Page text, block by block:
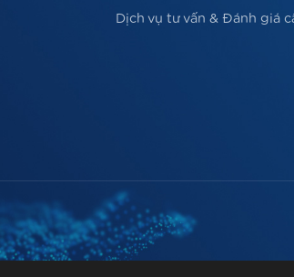
Dịch vụ tư vấn & Đánh giá